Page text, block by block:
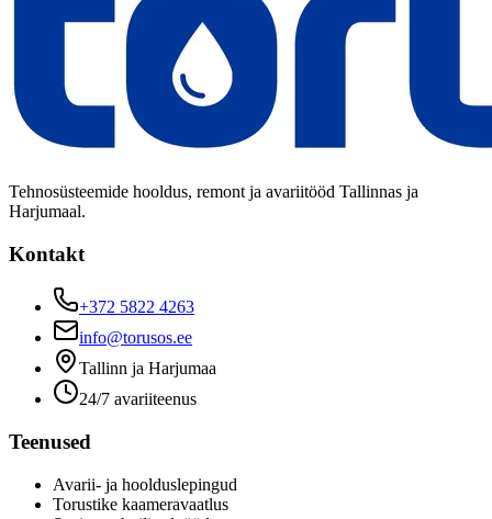
Tehnosüsteemide hooldus, remont ja avariitööd Tallinnas ja
Harjumaal.
Kontakt
+372 5822 4263
info@torusos.ee
Tallinn ja Harjumaa
24/7 avariiteenus
Teenused
Avarii- ja hoolduslepingud
Torustike kaameravaatlus